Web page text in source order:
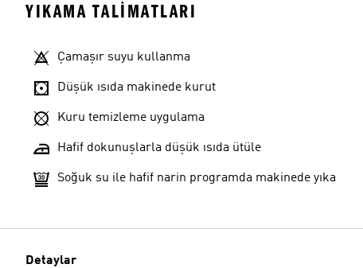
YIKAMA TALIMATLARI
Çamaşır suyu kullanma
Düşük ısıda makinede kurut
Kuru temizleme uygulama
Hafif dokunuşlarla düşük ısıda ütüle
Soğuk su ile hafif narin programda makinede yıka
Detaylar